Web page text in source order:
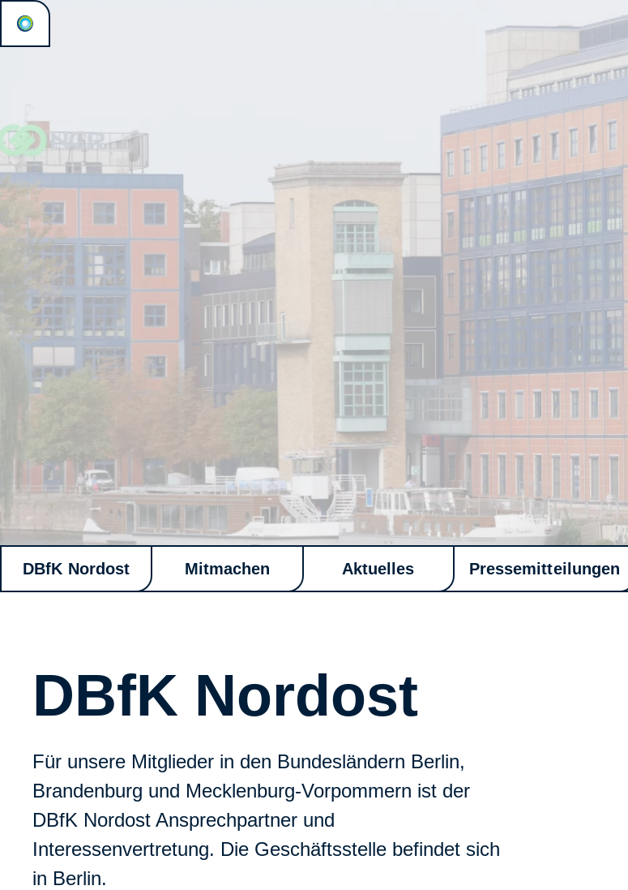
DBfK Nordost Mitmachen Aktuelles Pressemitteilungen
DBfK Nordost
Für unsere Mitglieder in den Bundesländern Berlin,
Brandenburg und Mecklenburg-Vorpommern ist der
DBfK Nordost Ansprechpartner und
Interessenvertretung. Die Geschäftsstelle befindet sich
in Berlin.